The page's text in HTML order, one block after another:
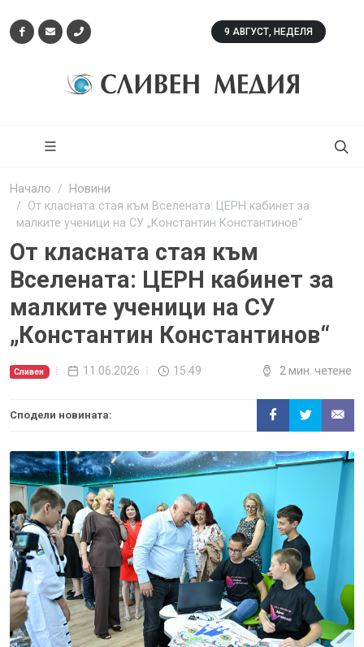
9 АВГУСТ, НЕДЕЛЯ
Начало
Новини
От класната стая към Вселената: ЦЕРН кабинет за
малките ученици на СУ „Константин Константинов“
От класната стая към
Вселената: ЦЕРН кабинет за
малките ученици на СУ
„Константин Константинов“
Сливен 11.06.2026 15:49 2 мин. четене
Сподели новината: